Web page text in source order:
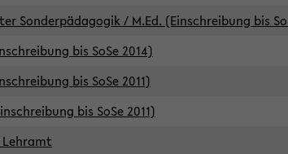
Sonderpädagogik / M.Ed. (Einschreibung bis
bis SoSe 2014)
bis SoSe 2011)
bis SoSe 2011)